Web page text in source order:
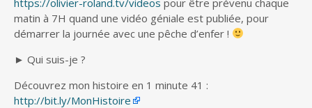
matin à 7H quand une vidéo géniale est publiée, pour
démarrer la journée avec une pêche d’enfer !
► Qui suis-je ?
Découvrez mon histoire en 1 minute 41 :
http://bit.ly/MonHistoire